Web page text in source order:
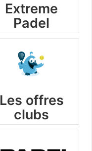
Extreme
Padel
Les offres
clubs